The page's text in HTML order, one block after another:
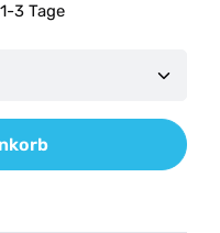
3 Tage
Wert